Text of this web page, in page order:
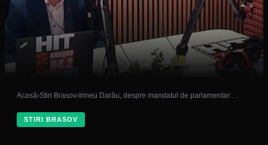
Acasă›Stiri Brasov› Irineu Darău, despre mandatul de parlamentar:…
STIRI BRASOV